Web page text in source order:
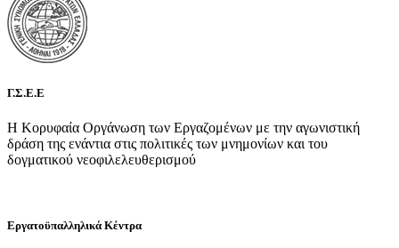
Γ.Σ.Ε.Ε
Η Κορυφαία Οργάνωση των Εργαζομένων με την αγωνιστική
δράση της ενάντια στις πολιτικές των μνημονίων και του
δογματικού νεοφιλελευθερισμού
Εργατοϋπαλληλικά Κέντρα